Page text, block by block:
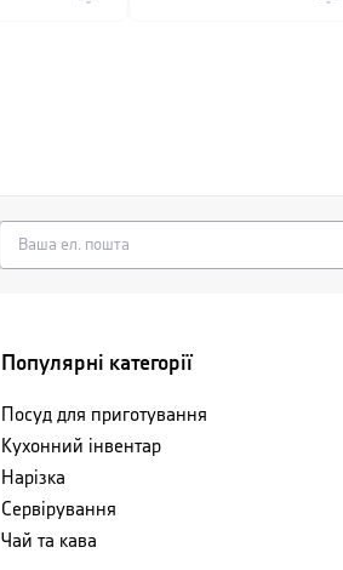
Популярні категорії
Посуд для приготування
Кухонний інвентар
Нарізка
Сервірування
Чай та кава